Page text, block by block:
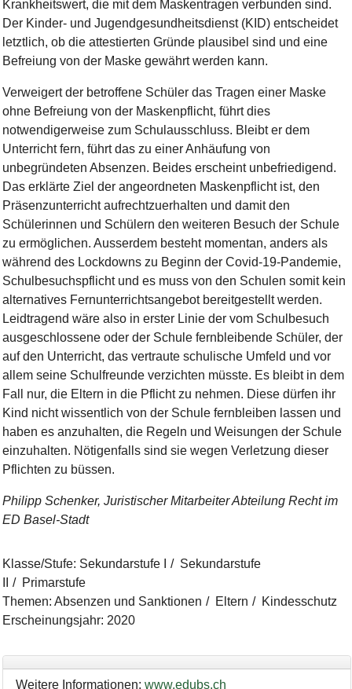
Krankheitswert, die mit dem Maskentragen verbunden sind.
Der Kinder- und Jugendgesundheitsdienst (KID) entscheidet
letztlich, ob die attestierten Gründe plausibel sind und eine
Befreiung von der Maske gewährt werden kann.
Verweigert der betroffene Schüler das Tragen einer Maske
ohne Befreiung von der Maskenpflicht, führt dies
notwendigerweise zum Schulausschluss. Bleibt er dem
Unterricht fern, führt das zu einer Anhäufung von
unbegründeten Absenzen. Beides erscheint unbefriedigend.
Das erklärte Ziel der angeordneten Maskenpflicht ist, den
Präsenzunterricht aufrechtzuerhalten und damit den
Schülerinnen und Schülern den weiteren Besuch der Schule
zu ermöglichen. Ausserdem besteht momentan, anders als
während des Lockdowns zu Beginn der Covid-19-Pandemie,
Schulbesuchspflicht und es muss von den Schulen somit kein
alternatives Fernunterrichtsangebot bereitgestellt werden.
Leidtragend wäre also in erster Linie der vom Schulbesuch
ausgeschlossene oder der Schule fernbleibende Schüler, der
auf den Unterricht, das vertraute schulische Umfeld und vor
allem seine Schulfreunde verzichten müsste. Es bleibt in dem
Fall nur, die Eltern in die Pflicht zu nehmen. Diese dürfen ihr
Kind nicht wissentlich von der Schule fernbleiben lassen und
haben es anzuhalten, die Regeln und Weisungen der Schule
einzuhalten. Nötigenfalls sind sie wegen Verletzung dieser
Pflichten zu büssen.
Philipp Schenker, Juristischer Mitarbeiter Abteilung Recht im
ED Basel-Stadt
Klasse/Stufe: Sekundarstufe I
Sekundarstufe
Primarstufe
Themen: Absenzen und Sanktionen Eltern
Kindesschutz
Erscheinungsjahr: 2020
Weitere Informationen: www.edubs.ch